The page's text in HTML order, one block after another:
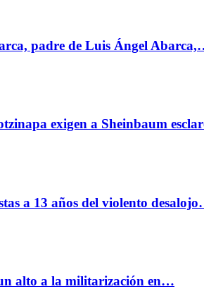
padre de Luis Ángel
exigen a Sheinbaum
a 13 años del violento
alto a la militarización en…